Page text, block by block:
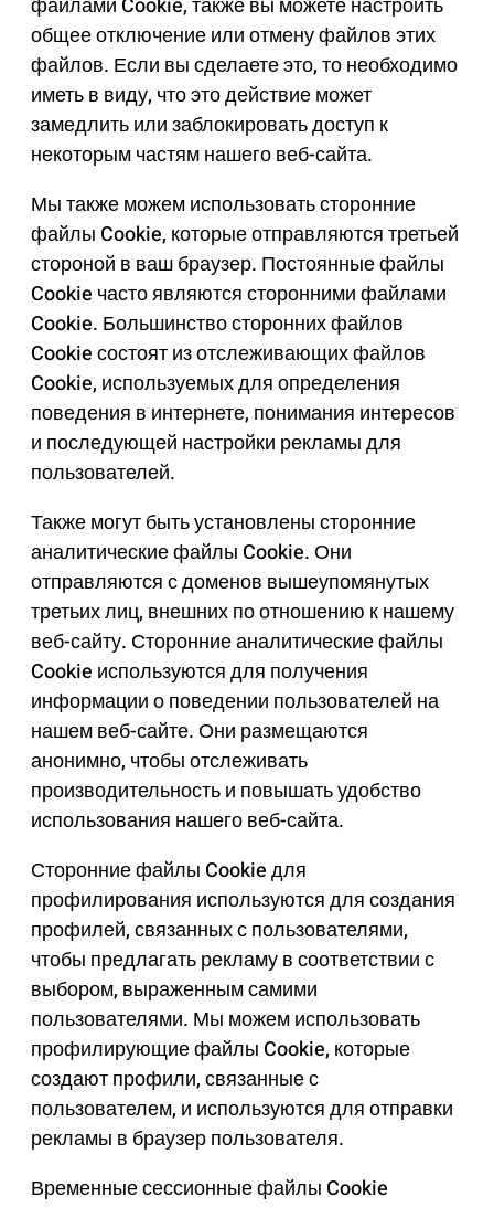
общее отключение или отмену файлов этих
файлов. Если вы сделаете это, то необходимо
иметь в виду, что это действие может
замедлить или заблокировать доступ к
некоторым частям нашего веб-сайта.
Мы также можем использовать сторонние
файлы Cookie, которые отправляются третьей
стороной в ваш браузер. Постоянные файлы
Cookie часто являются сторонними файлами
Cookie. Большинство сторонних файлов
Cookie состоят из отслеживающих файлов
Cookie, используемых для определения
поведения в интернете, понимания интересов
и последующей настройки рекламы для
пользователей.
Также могут быть установлены сторонние
аналитические файлы Cookie. Они
отправляются с доменов вышеупомянутых
третьих лиц, внешних по отношению к нашему
веб-сайту. Сторонние аналитические файлы
Cookie используются для получения
информации о поведении пользователей на
нашем веб-сайте. Они размещаются
анонимно, чтобы отслеживать
производительность и повышать удобство
использования нашего веб-сайта.
Сторонние файлы Cookie для
профилирования используются для создания
профилей, связанных с пользователями,
чтобы предлагать рекламу в соответствии с
выбором, выраженным самими
пользователями. Мы можем использовать
профилирующие файлы Cookie, которые
создают профили, связанные с
пользователем, и используются для отправки
рекламы в браузер пользователя.
Временные сессионные файлы Cookie